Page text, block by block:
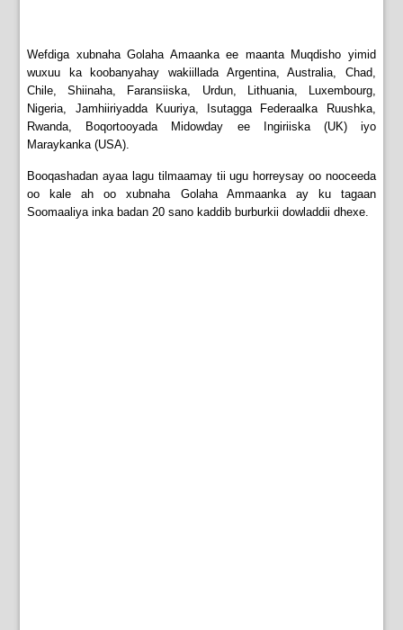
Wefdiga xubnaha Golaha Amaanka ee maanta Muqdisho yimid
wuxuu ka koobanyahay wakiillada Argentina, Australia, Chad,
Chile, Shiinaha, Faransiiska, Urdun, Lithuania, Luxembourg,
Nigeria, Jamhiiriyadda Kuuriya, Isutagga Federaalka Ruushka,
Rwanda, Boqortooyada Midowday ee Ingiriiska (UK) iyo
Maraykanka (USA).
Booqashadan ayaa lagu tilmaamay tii ugu horreysay oo nooceeda
oo kale ah oo xubnaha Golaha Ammaanka ay ku tagaan
Soomaaliya inka badan 20 sano kaddib burburkii dowladdii dhexe.